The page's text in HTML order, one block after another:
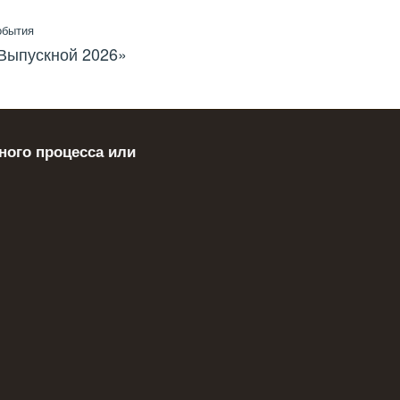
2026»
процесса или